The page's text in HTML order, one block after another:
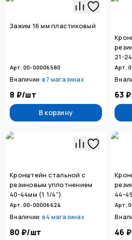
Зажим 16 мм пластиковый
Арт. 00-00006580
В наличии: в7 магазинах
8 ₽/шт
В корзину
21-
Арт.
В
63 ₽
Кронштейн стальной с
резиновым уплотнением
40-44мм (1 1/4")
Арт. 00-00006624
В наличии: в4 магазинах
80 ₽/шт
44-
Арт.
В
46 ₽